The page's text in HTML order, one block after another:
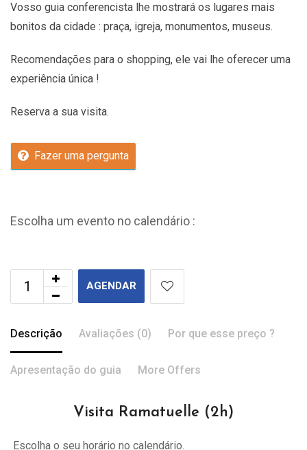
Vosso guia conferencista lhe mostrará os lugares mais
bonitos da cidade : praça, igreja, monumentos, museus.
Recomendações para o shopping, ele vai lhe oferecer uma
experiência única !
Reserva a sua visita.
Fazer uma pergunta
Escolha um evento no calendário :
AGENDAR
Descrição Avaliações (0) Por que esse preço ?
Apresentação do guia More Offers
Visita Ramatuelle (2h)
Escolha o seu horário no calendário.